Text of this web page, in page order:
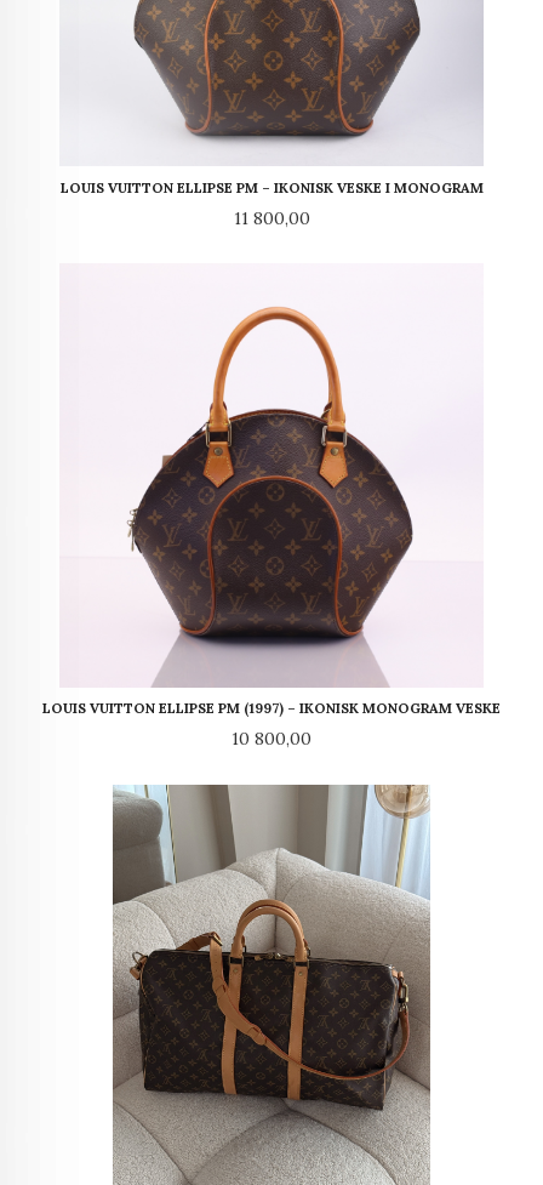
LOUIS VUITTON ELLIPSE PM – IKONISK VESKE I MONOGRAM
Pris
11 800,00
LOUIS VUITTON ELLIPSE PM (1997) – IKONISK MONOGRAM VESKE
Pris
10 800,00